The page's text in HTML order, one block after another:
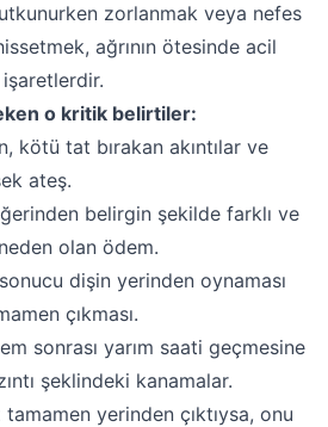
zorlanmak veya nefes
ağrının ötesinde acil
o kritik belirtiler:
kötü tat bırakan akıntılar ve
ateş.
belirgin şekilde farklı ve
olan ödem.
dişin yerinden oynaması
çıkması.
sonrası yarım saati geçmesine
şeklindeki kanamalar.
yerinden çıktıysa, onu